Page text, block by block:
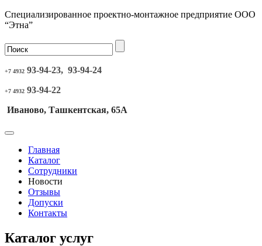
Специализированное проектно-монтажное предприятие ООО
“Этна”
+7 4932 93-94-23, 93-94-24
+7 4932 93-94-22
Иваново, Ташкентская, 65А
Главная
Каталог
Сотрудники
Новости
Отзывы
Допуски
Контакты
Каталог услуг